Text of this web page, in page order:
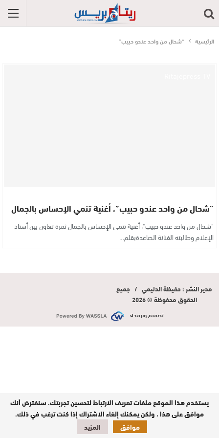
الرئيسية “شحال من واحد عندو حبيب”
“شحال من واحد عندو حبيب”، أغنية تنمي الإحساس بالجمال
"شحال من واحد عندو حبيب"، أغنية تنمي الإحساس بالجمال ثمرة تعاون بين أستاذ
الإعلام وطالبته الفنانة الصاعدةبقلم…
مدير النشر : حفيظة الدليمي / جميع
الحقوق محفوظة © 2026
تصميم وبرمجة
يستخدم هذا الموقع ملفات تعريف الارتباط لتحسين تجربتك. سنفترض أنك
موافق على هذا ، ولكن يمكنك إلغاء الاشتراك إذا كنت ترغب في ذلك.
موافق
المزيد